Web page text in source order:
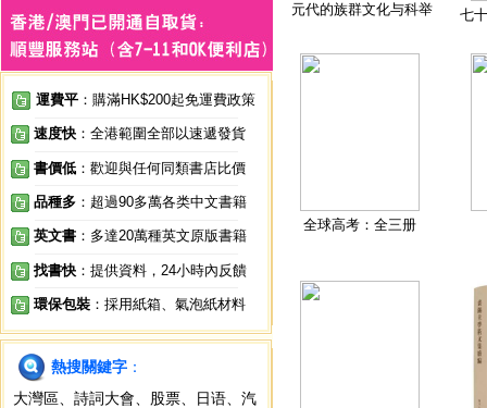
運費平 ：購滿HK$200起免運費政策
速度快 ：全港範圍全部以速遞發貨
書價低 ：歡迎與任何同類書店比價
品種多 ：超過90多萬各类中文書籍
英文書 ：多達20萬種英文原版書籍
找書快 ：提供資料，24小時內反饋
環保包裝 ：採用紙箱、氣泡紙材料
熱搜關鍵字 ：
大灣區
詩詞大會 股票 日语
汽
元代的族群文化与科举 七
全球高考：全三册